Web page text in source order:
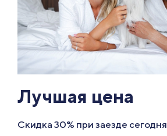
Лучшая цена
Скидка 30% при заезде сегодня